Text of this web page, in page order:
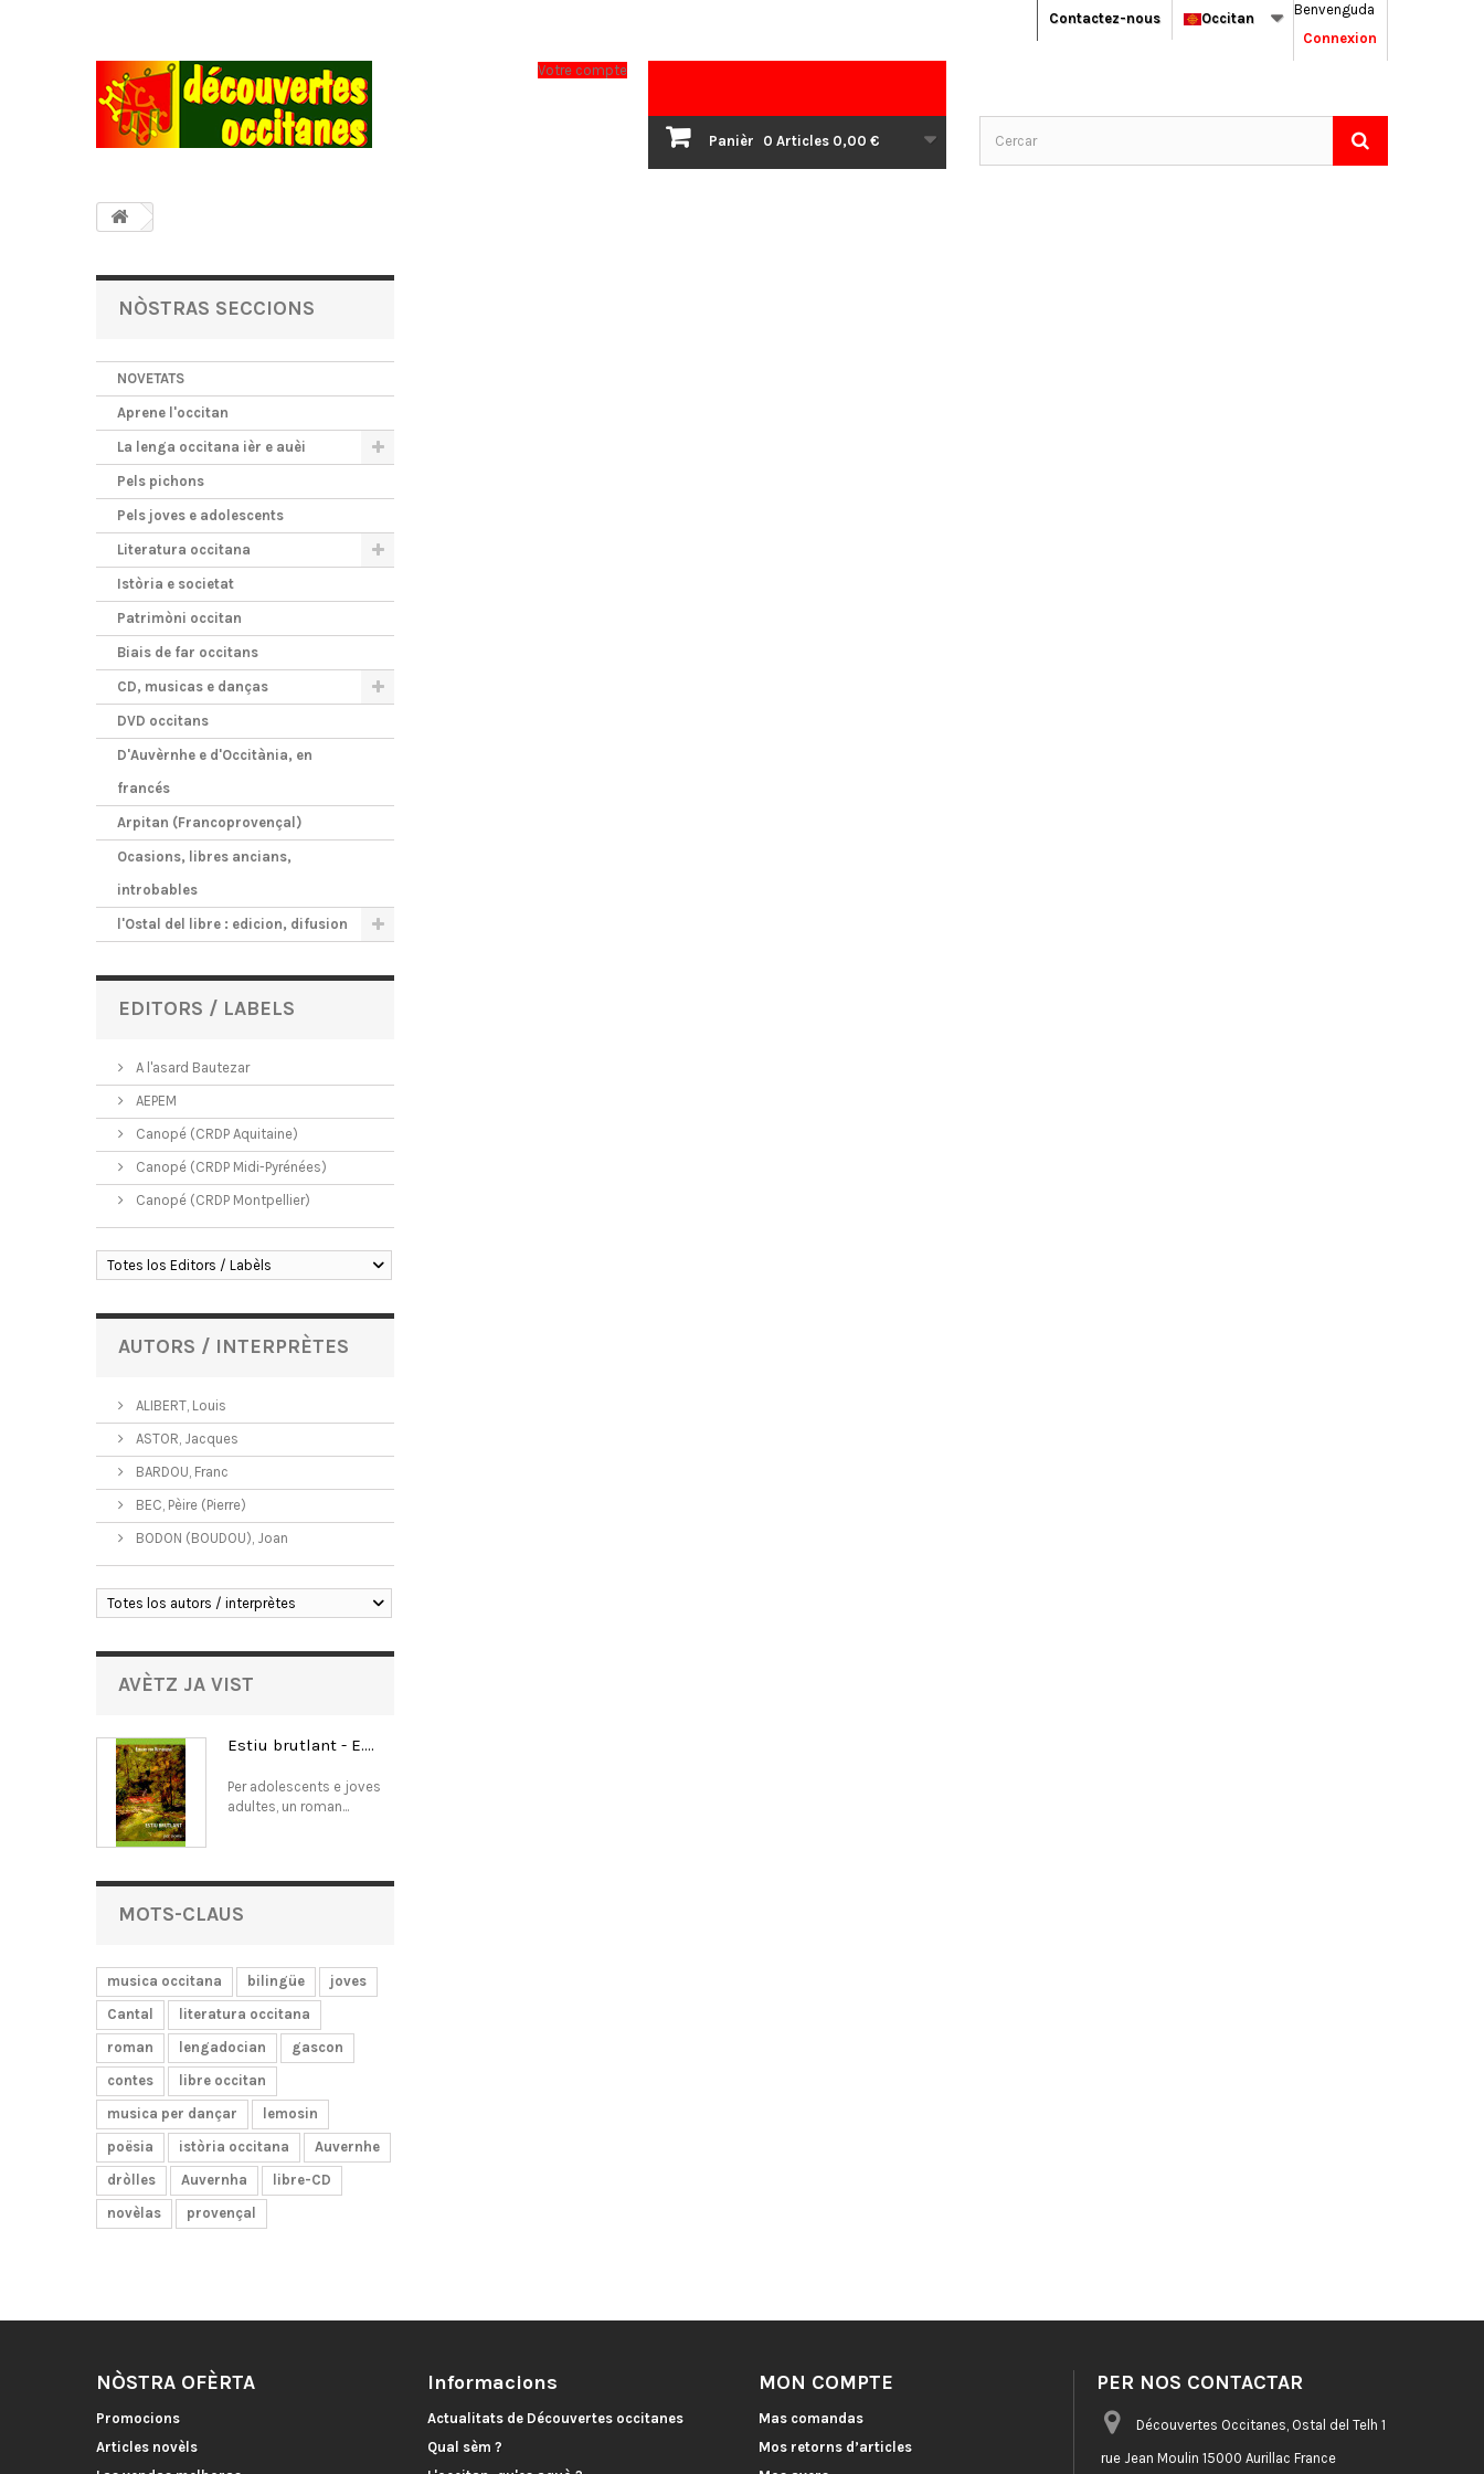
Benvenguda
Connexion
Occitan
Contactez-nous
Panièr 0 Articles 0,00 €
Votre compte
NÒSTRAS SECCIONS
NOVETATS
Aprene l'occitan
La lenga occitana ièr e auèi
Pels pichons
Pels joves e adolescents
Literatura occitana
Istòria e societat
Patrimòni occitan
Biais de far occitans
CD, musicas e danças
DVD occitans
D'Auvèrnhe e d'Occitània, en
francés
Arpitan (Francoprovençal)
Ocasions, libres ancians,
introbables
l'Ostal del libre : edicion, difusion
EDITORS / LABELS
A l'asard Bautezar
AEPEM
Canopé (CRDP Aquitaine)
Canopé (CRDP Midi-Pyrénées)
Canopé (CRDP Montpellier)
Totes los Editors / Labèls
AUTORS / INTERPRÈTES
ALIBERT, Louis
ASTOR, Jacques
BARDOU, Franc
BEC, Pèire (Pierre)
BODON (BOUDOU), Joan
Totes los autors / interprètes
AVÈTZ JA VIST
Estiu brutlant - E....
Per adolescents e joves
adultes, un roman...
MOTS-CLAUS
musica occitana bilingüe
joves
Cantal
literatura occitana
roman
lengadocian
gascon
contes
libre occitan
musica per dançar
lemosin
poësia
istòria occitana
Auvernhe
dròlles
Auvernha
libre-CD
novèlas
provençal
NÒSTRA OFÈRTA
Promocions
Articles novèls
Informacions
Actualitats de Découvertes occitanes
Qual sèm ?
MON COMPTE
Mas comandas
Mos retorns d’articles
PER NOS CONTACTAR
Découvertes Occitanes, Ostal del Telh 1
rue Jean Moulin 15000 Aurillac France